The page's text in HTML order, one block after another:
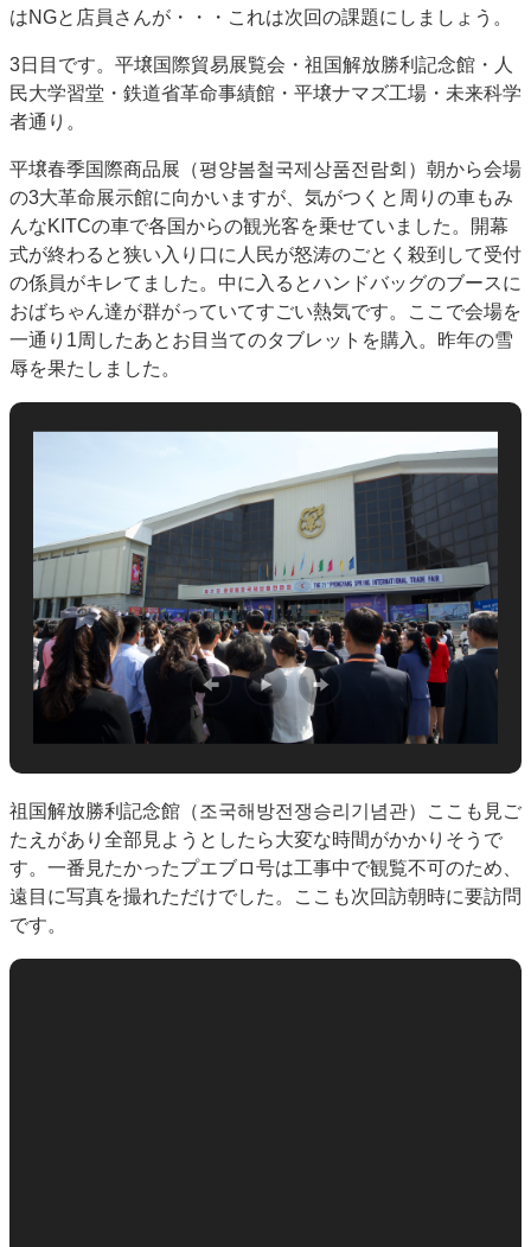
はNGと店員さんが・・・これは次回の課題にしましょう。
3日目です。平壌国際貿易展覧会・祖国解放勝利記念館・人
民大学習堂・鉄道省革命事績館・平壌ナマズ工場・未来科学
者通り。
平壌春季国際商品展（평양봄철국제상품전람회）朝から会場
の3大革命展示館に向かいますが、気がつくと周りの車もみ
んなKITCの車で各国からの観光客を乗せていました。開幕
式が終わると狭い入り口に人民が怒涛のごとく殺到して受付
の係員がキレてました。中に入るとハンドバッグのブースに
おばちゃん達が群がっていてすごい熱気です。ここで会場を
一通り1周したあとお目当てのタブレットを購入。昨年の雪
辱を果たしました。
祖国解放勝利記念館（조국해방전쟁승리기념관）ここも見ご
たえがあり全部見ようとしたら大変な時間がかかりそうで
す。一番見たかったプエブロ号は工事中で観覧不可のため、
遠目に写真を撮れただけでした。ここも次回訪朝時に要訪問
です。